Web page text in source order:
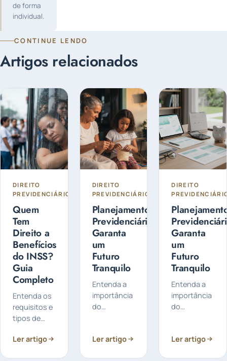
de forma
individual.
CONTINUE LENDO
Artigos relacionados
DIREITO
PREVIDENCIÁRIO
Quem
Tem
Direito a
Benefícios
do INSS?
Guia
Completo
Entenda os
requisitos e
tipos de
oferecidos
Ler artigo
DIREITO
PREVIDENCIÁRIO
Planejamento
Previdenciário:
Garanta
um
Futuro
Tranquilo
Entenda a
importância
do
para
Ler artigo
DIREITO
Garanta
um
Futuro
Tranquilo
Entenda a
importância
do
para
Ler artigo